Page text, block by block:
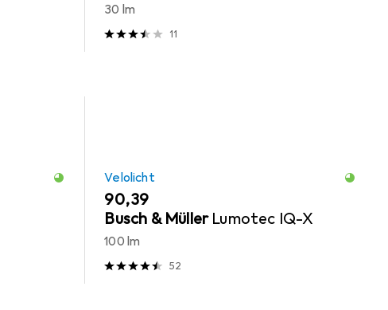
30 lm
11
Velolicht
EUR
90,39
Busch & Müller Lumotec IQ-X
100 lm
52